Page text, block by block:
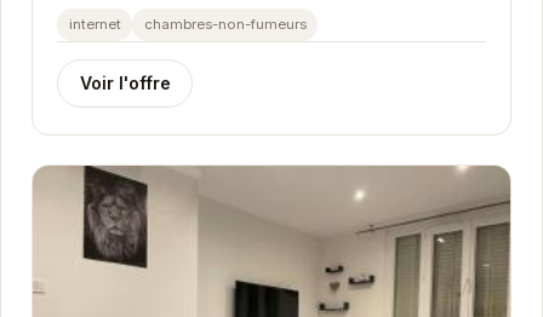
internet chambres-non-fumeurs
Voir l'offre